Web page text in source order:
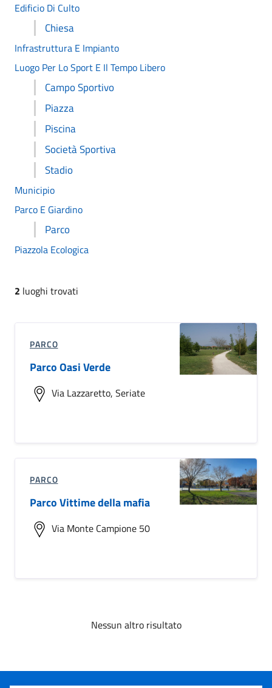
Edificio Di Culto
Chiesa
Infrastruttura E Impianto
Luogo Per Lo Sport E Il Tempo Libero
Campo Sportivo
Piazza
Piscina
Società Sportiva
Stadio
Municipio
Parco E Giardino
Parco
Piazzola Ecologica
2 luoghi trovati
PARCO
Parco Oasi Verde
Via Lazzaretto, Seriate
PARCO
Parco Vittime della mafia
Via Monte Campione 50
Nessun altro risultato